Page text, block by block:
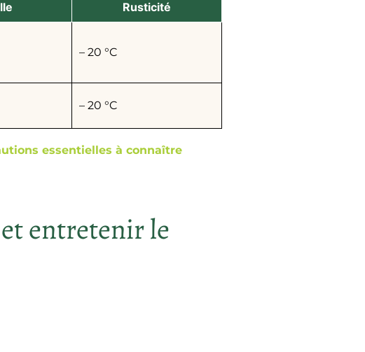
Rusticité
– 20 °C
– 20 °C
essentielles à connaître
entretenir le